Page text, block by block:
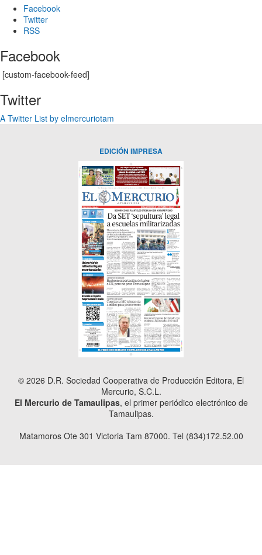
Facebook
Twitter
RSS
Facebook
[custom-facebook-feed]
Twitter
A Twitter List by elmercuriotam
EDICIÓN IMPRESA
© 2026 D.R. Sociedad Cooperativa de Producción Editora, El
Mercurio, S.C.L.
El Mercurio de Tamaulipas, el primer periódico electrónico de
Tamaulipas.
Matamoros Ote 301 Victoria Tam 87000. Tel (834)172.52.00